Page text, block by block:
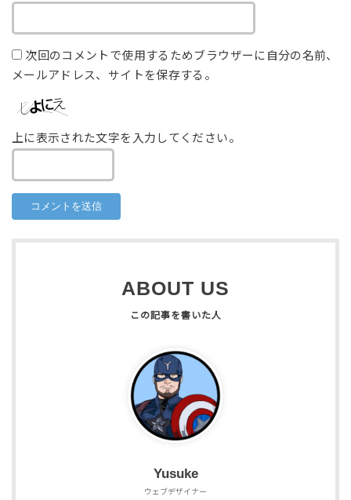
次回のコメントで使用するためブラウザーに自分の名前、
メールアドレス、サイトを保存する。
上に表示された文字を入力してください。
ABOUT US
Yusuke
ウェブデザイナー